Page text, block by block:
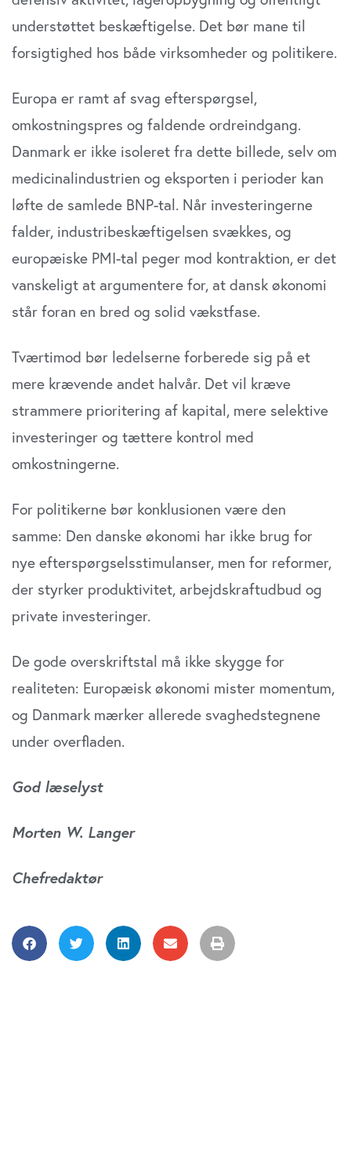
understøttet beskæftigelse. Det bør mane til
forsigtighed hos både virksomheder og politikere.
Europa er ramt af svag efterspørgsel,
omkostningspres og faldende ordreindgang.
Danmark er ikke isoleret fra dette billede, selv om
medicinalindustrien og eksporten i perioder kan
løfte de samlede BNP-tal. Når investeringerne
falder, industribeskæftigelsen svækkes, og
europæiske PMI-tal peger mod kontraktion, er det
vanskeligt at argumentere for, at dansk økonomi
står foran en bred og solid vækstfase.
Tværtimod bør ledelserne forberede sig på et
mere krævende andet halvår. Det vil kræve
strammere prioritering af kapital, mere selektive
investeringer og tættere kontrol med
omkostningerne.
For politikerne bør konklusionen være den
samme: Den danske økonomi har ikke brug for
nye efterspørgselsstimulanser, men for reformer,
der styrker produktivitet, arbejdskraftudbud og
private investeringer.
De gode overskriftstal må ikke skygge for
realiteten: Europæisk økonomi mister momentum,
og Danmark mærker allerede svaghedstegnene
under overfladen.
God læselyst
Morten W. Langer
Chefredaktør